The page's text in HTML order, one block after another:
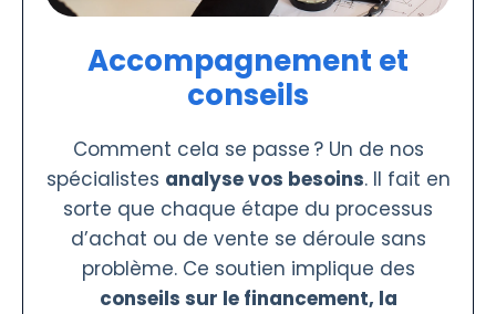
Accompagnement et
conseils
Comment cela se passe ? Un de nos
spécialistes analyse vos besoins. Il fait en
sorte que chaque étape du processus
d’achat ou de vente se déroule sans
problème. Ce soutien implique des
conseils sur le financement, la